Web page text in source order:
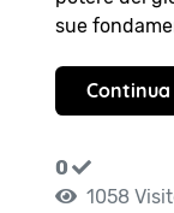
sue
0
1058